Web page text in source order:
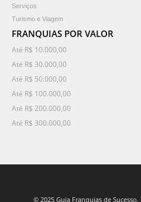
Serviços
Turismo e Viagem
FRANQUIAS POR VALOR
Até R$ 10.000,00
Até R$ 30.000,00
Até R$ 50.000,00
Até R$ 100.000,00
Até R$ 200.000,00
Até R$ 300.000,00
© 2025 Guia Franquias de